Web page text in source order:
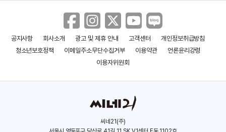
공유
(1979)
김수안
(2006)
공지사항 회사소개 광고 및 제휴 안내 고객센터
개인정보취급방침
청소년보호정책
이메일주소무단수집거부 이용약관
언론윤리강령
이용자위원회
씨네21(주)